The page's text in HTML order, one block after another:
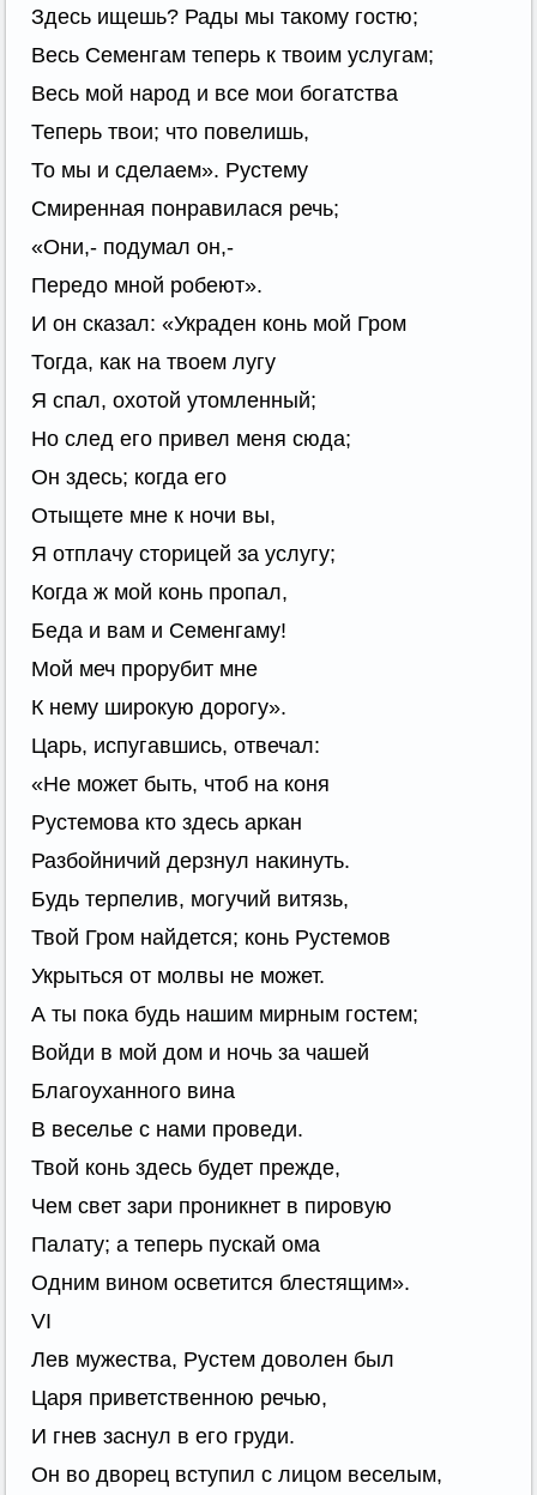
Здесь ищешь? Рады мы такому гостю;
Весь Семенгам теперь к твоим услугам;
Весь мой народ и все мои богатства
Теперь твои; что повелишь,
То мы и сделаем». Рустему
Смиренная понравилася речь;
«Они,- подумал он,-
Передо мной робеют».
И он сказал: «Украден конь мой Гром
Тогда, как на твоем лугу
Я спал, охотой утомленный;
Но след его привел меня сюда;
Он здесь; когда его
Отыщете мне к ночи вы,
Я отплачу сторицей за услугу;
Когда ж мой конь пропал,
Беда и вам и Семенгаму!
Мой меч прорубит мне
К нему широкую дорогу».
Царь, испугавшись, отвечал:
«Не может быть, чтоб на коня
Рустемова кто здесь аркан
Разбойничий дерзнул накинуть.
Будь терпелив, могучий витязь,
Твой Гром найдется; конь Рустемов
Укрыться от молвы не может.
А ты пока будь нашим мирным гостем;
Войди в мой дом и ночь за чашей
Благоуханного вина
В веселье с нами проведи.
Твой конь здесь будет прежде,
Чем свет зари проникнет в пировую
Палату; а теперь пускай ома
Одним вином осветится блестящим».
VI
Лев мужества, Рустем доволен был
Царя приветственною речью,
И гнев заснул в его груди.
Он во дворец вступил с лицом веселым,